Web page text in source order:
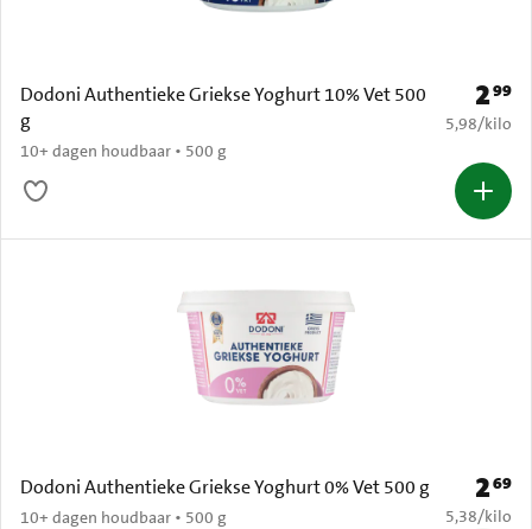
Dodoni Authentieke Griekse Yoghurt 10% Vet 500
g
10+ dagen houdbaar • 500 g
Prijs:
299
€ 5,98 per
5,98/kilo
Dodoni Authentieke Griekse Yoghurt 0% Vet 500 g
10+ dagen houdbaar • 500 g
Prijs:
269
€ 5,38 per
5,38/kilo